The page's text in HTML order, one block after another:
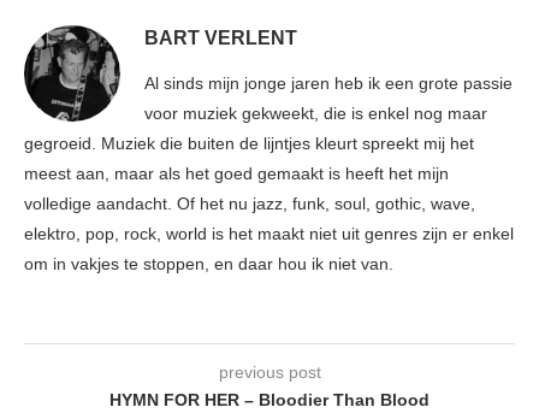
BART VERLENT
Al sinds mijn jonge jaren heb ik een grote passie
voor muziek gekweekt, die is enkel nog maar
gegroeid. Muziek die buiten de lijntjes kleurt spreekt mij het
meest aan, maar als het goed gemaakt is heeft het mijn
volledige aandacht. Of het nu jazz, funk, soul, gothic, wave,
elektro, pop, rock, world is het maakt niet uit genres zijn er enkel
om in vakjes te stoppen, en daar hou ik niet van.
previous post
HYMN FOR HER – Bloodier Than Blood